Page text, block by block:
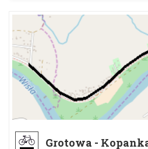
Grotowa -